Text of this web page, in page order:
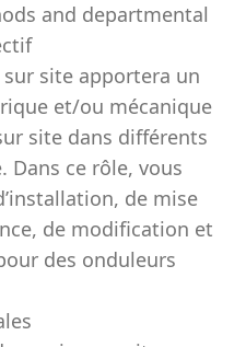
and departmental
site apportera un
et/ou mécanique
site dans différents
Dans ce rôle, vous
de mise
de modification et
des onduleurs